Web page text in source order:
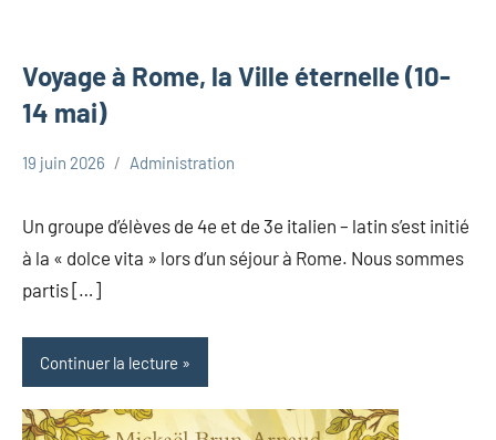
Voyage à Rome, la Ville éternelle (10-
14 mai)
Uncategorized
19 juin 2026 Administration
Un groupe d’élèves de 4e et de 3e italien – latin s’est initié
à la « dolce vita » lors d’un séjour à Rome. Nous sommes
partis […]
Continuer la lecture